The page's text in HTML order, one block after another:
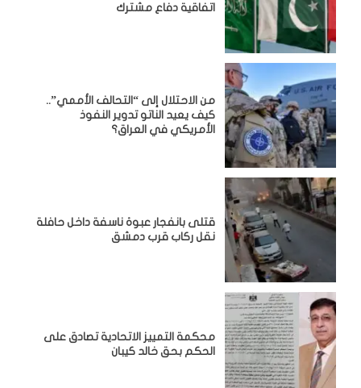
اتفاقية دفاع مشترك
من الاحتلال إلى “التحالف الأممي”..
كيف يعيد الناتو تدوير النفوذ
الأمريكي في العراق؟
قتلى بانفجار عبوة ناسفة داخل حافلة
نقل ركاب قرب دمشق
محكمة التمييز الاتحادية تصادق على
الحكم بحق خالد كيبان